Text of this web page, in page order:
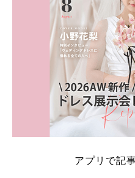
アプリで記